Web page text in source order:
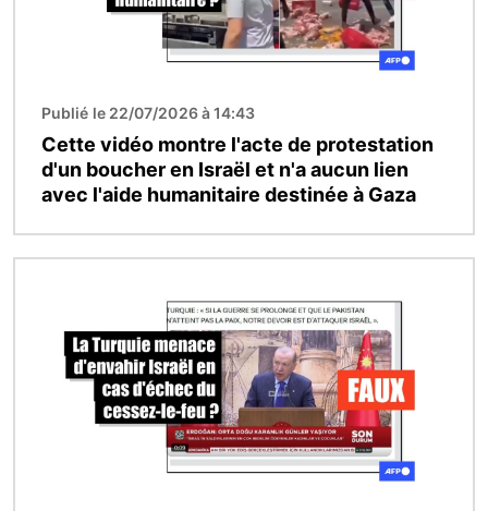
Publié le 22/07/2026 à 14:43
Cette vidéo montre l'acte de protestation
d'un boucher en Israël et n'a aucun lien
avec l'aide humanitaire destinée à Gaza